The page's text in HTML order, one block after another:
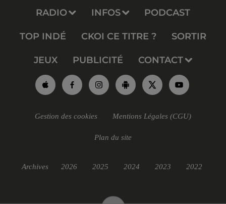
RADIO INFOS PODCAST
TOP INDÉ CKOI CE TITRE ? SORTIR
JEUX PUBLICITÉ CONTACT
Gestion des cookies Mentions Légales (CGU)
Plan du site
Archives 2026 2025 2024 2023 2022